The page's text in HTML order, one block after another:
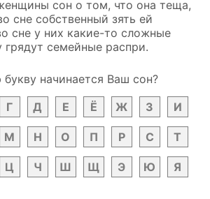
сон о том, что она теща,
сне собственный зять ей
сне у них какие-то сложные
грядут семейные распри.
начинается Ваш сон?
Г Д Е Ё Ж З И
М Н О П Р С Т
Ц Ч Ш Щ Э Ю Я